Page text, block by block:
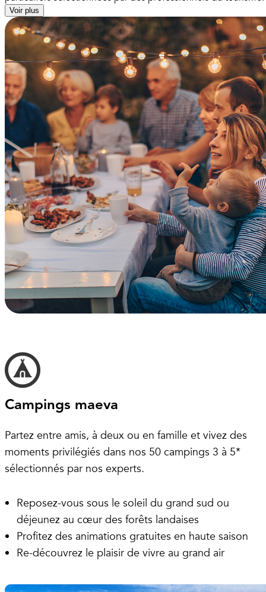
Voir plus
Campings maeva
Partez entre amis, à deux ou en famille et vivez des
moments privilégiés dans nos 50 campings 3 à 5*
sélectionnés par nos experts.
Reposez-vous sous le soleil du grand sud ou
déjeunez au cœur des forêts landaises
Profitez des animations gratuites en haute saison
Re-découvrez le plaisir de vivre au grand air